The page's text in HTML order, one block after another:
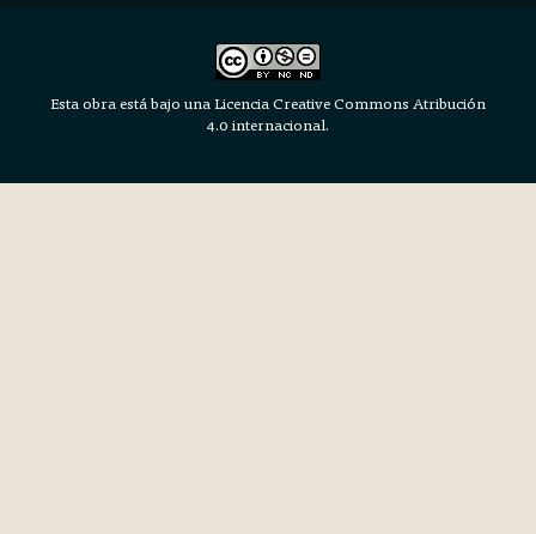
Esta obra está bajo una Licencia Creative Commons Atribución
4.0 internacional.